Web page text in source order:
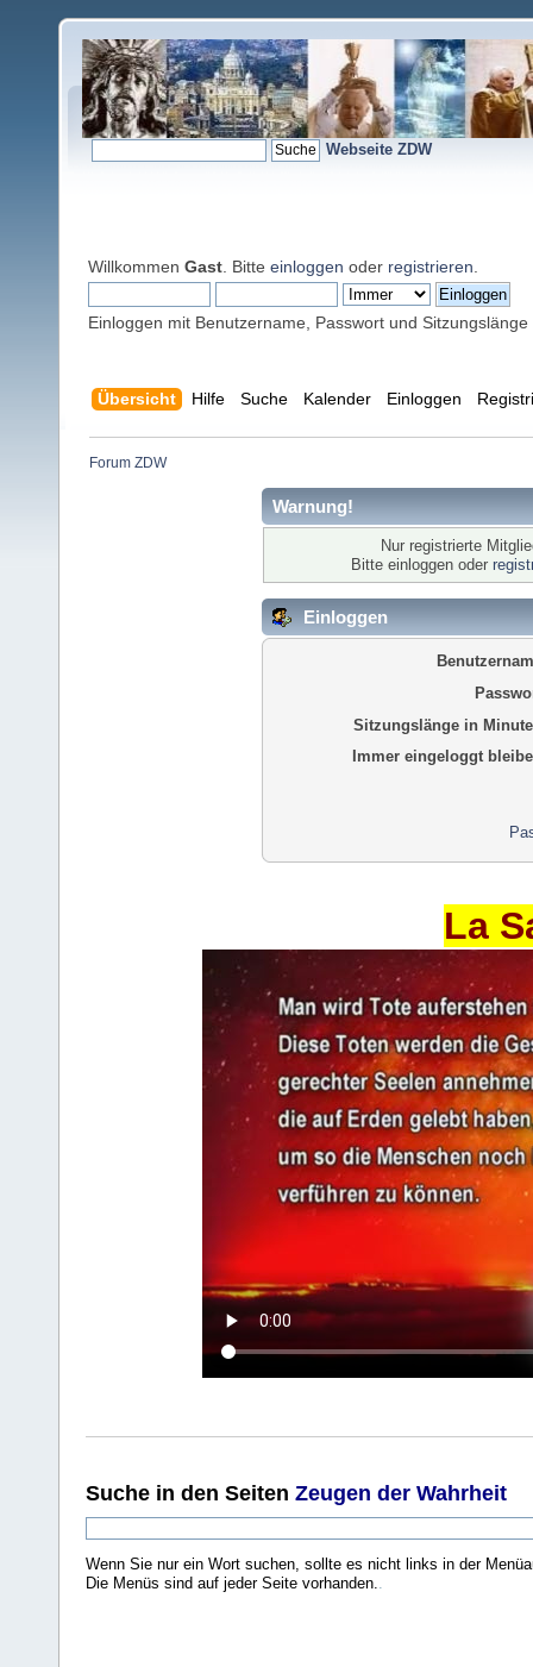
Webseite ZDW
Willkommen Gast . Bitte einloggen oder registrieren
Einloggen mit Benutzername, Passwort und Sitzungslänge
Übersicht Hilfe Suche Kalender Einloggen
Forum ZDW
Warnung!
Nur registrierte
Bitte einloggen oder
Einloggen
Sitzungslänge in
Immer eingeloggt
La
Suche in den Seiten Zeugen der Wahrheit
Wenn Sie nur ein Wort suchen, sollte es nicht links in der
Die Menüs sind auf jeder Seite vorhanden..